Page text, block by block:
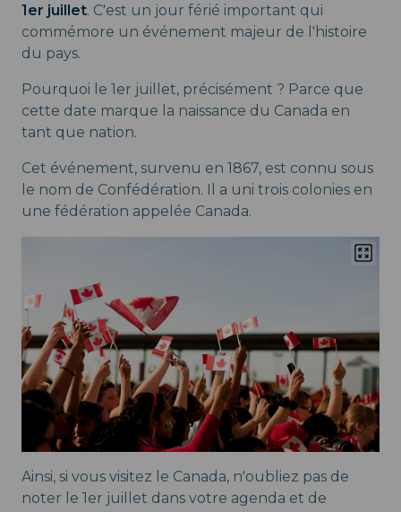
1er juillet. C'est un jour férié important qui
commémore un événement majeur de l'histoire
du pays.
Pourquoi le 1er juillet, précisément ? Parce que
cette date marque la naissance du Canada en
tant que nation.
Cet événement, survenu en 1867, est connu sous
le nom de Confédération. Il a uni trois colonies en
une fédération appelée Canada.
Ainsi, si vous visitez le Canada, n'oubliez pas de
noter le 1er juillet dans votre agenda et de